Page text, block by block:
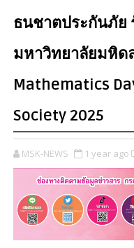
ธนชาตประกันภัย
มหาวิทยาลัยมหิด
Mathematics
Society 2025
MSK-NEWS 1 year ago